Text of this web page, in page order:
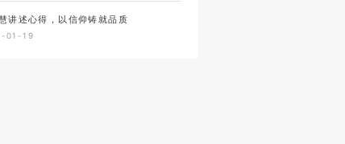
讲述心得，以信仰铸就品质
01-19